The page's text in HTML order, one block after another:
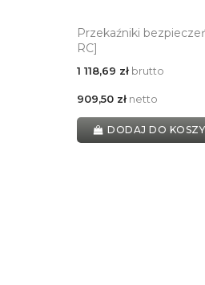
Przekaźniki
RC]
1 118,69 złbrutto
909,50 złnetto
DODAJ DO